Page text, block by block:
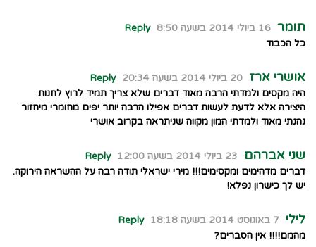
תומר 16 ביולי 2014 בשעה 8:50
Reply
כל הכבוד
אושרי ארז 20 ביולי 2014 בשעה 20:34
Reply
היה מקסים ולמדתי הרבה מאוד דברים שלא צריך תמיד לרוץ לחנות
היצירה אלא לדעת לעשות דברים אפילו הרבה יותר יפים מחומרי מיחזור
נהנתי מאוד ולמדתי המון מקווה שניתראה בקרוב אושרי
שני אברהם 23 ביולי 2014 בשעה 12:00
Reply
דברים מדהימים ומקסימים!!! מירי ישראלי תודה רבה על ההשראה הירוקה.
יש לך כישרון נפלא!
לילי 7 באוגוסט 2014 בשעה 18:18
Reply
מהמם!!!! אין הסברים?